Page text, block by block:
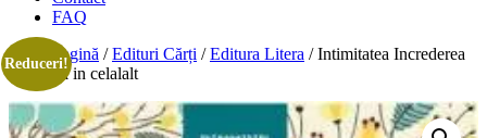
FAQ
Prima pagină /Edituri Cărți /Editura Litera / Intimitatea Increderea
in sine si in celalalt
Reduceri!